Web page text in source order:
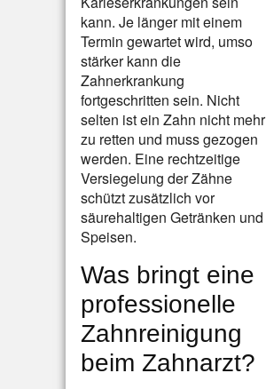
kann. Je länger mit einem
Termin gewartet wird, umso
stärker kann die
Zahnerkrankung
fortgeschritten sein. Nicht
selten ist ein Zahn nicht mehr
zu retten und muss gezogen
werden. Eine rechtzeitige
Versiegelung der Zähne
schützt zusätzlich vor
säurehaltigen Getränken und
Speisen.
Was bringt eine
professionelle
Zahnreinigung
beim Zahnarzt?